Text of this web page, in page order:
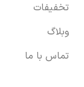
تخفیفات
وبلاگ
تماس با ما